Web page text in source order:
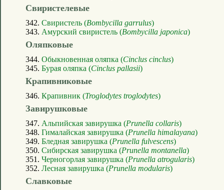
Свиристелевые
342. Свиристель (Bombycilla garrulus)
343. Амурский свиристель (Bombycilla japonica)
Оляпковые
344. Обыкновенная оляпка (Cinclus cinclus)
345. Бурая оляпка (Cinclus pallasii)
Крапивниковые
346. Крапивник (Troglodytes troglodytes)
Завирушковые
347. Альпийская завирушка (Prunella collaris)
348. Гималайская завирушка (Prunella himalayana)
349. Бледная завирушка (Prunella fulvescens)
350. Сибирская завирушка (Prunella montanella)
351. Черногорлая завирушка (Prunella atrogularis)
352. Лесная завирушка (Prunella modularis)
Славковые